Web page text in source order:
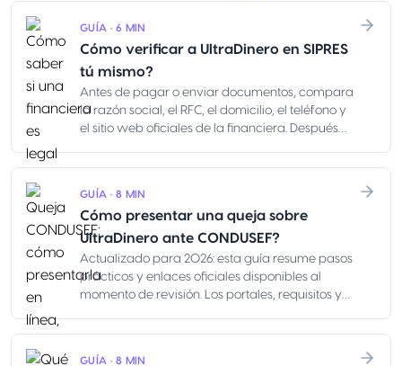
GUÍA · 6 MIN
Cómo verificar a UltraDinero en SIPRES
tú mismo?
Antes de pagar o enviar documentos, compara
la razón social, el RFC, el domicilio, el teléfono y
el sitio web oficiales de la financiera. Después
web, la app, el correo, el teléfono, la cuenta
página bien hecha o un WhatsApp amable no
prueban que la oferta sea real.
GUÍA · 8 MIN
Cómo presentar una queja sobre
UltraDinero ante CONDUSEF?
Actualizado para 2026: esta guía resume pasos
prácticos y enlaces oficiales disponibles al
momento de revisión. Los portales, requisitos y
enviar documentos, confirma la información
GUÍA · 8 MIN